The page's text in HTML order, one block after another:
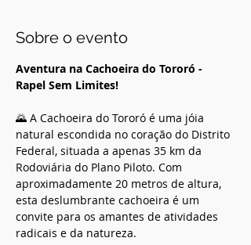
Sobre o evento
Aventura na Cachoeira do Tororó -
Rapel Sem Limites!
🌄 A Cachoeira do Tororó é uma jóia
natural escondida no coração do Distrito
Federal, situada a apenas 35 km da
Rodoviária do Plano Piloto. Com
aproximadamente 20 metros de altura,
esta deslumbrante cachoeira é um
convite para os amantes de atividades
radicais e da natureza.